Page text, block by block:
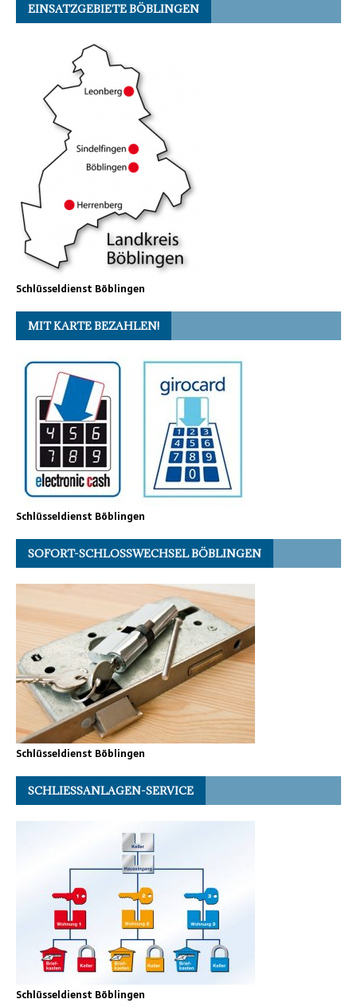
EINSATZGEBIETE BÖBLINGEN
Schlüsseldienst Böblingen
MIT KARTE BEZAHLEN!
Schlüsseldienst Böblingen
SOFORT-SCHLOSSWECHSEL BÖBLINGEN
Schlüsseldienst Böblingen
SCHLIESSANLAGEN-SERVICE
Schlüsseldienst Böblingen